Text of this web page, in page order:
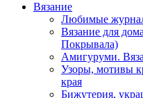
Вязание
Любимые
Вязание для
Покрывала)
Амигуруми.
Узоры, мотивы
края
Бижутерия,